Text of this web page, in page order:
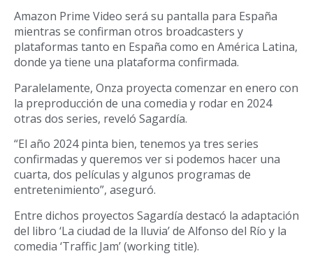
Amazon Prime Video será su pantalla para España
mientras se confirman otros broadcasters y
plataformas tanto en España como en América Latina,
donde ya tiene una plataforma confirmada.
Paralelamente, Onza proyecta comenzar en enero con
la preproducción de una comedia y rodar en 2024
otras dos series, reveló Sagardía.
“El año 2024 pinta bien, tenemos ya tres series
confirmadas y queremos ver si podemos hacer una
cuarta, dos películas y algunos programas de
entretenimiento”, aseguró.
Entre dichos proyectos Sagardía destacó la adaptación
del libro ‘La ciudad de la lluvia’ de Alfonso del Río y la
comedia ‘Traffic Jam’ (working title).